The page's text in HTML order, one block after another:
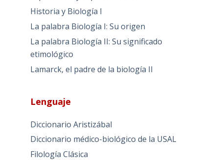
Historia y Biología I
La palabra Biología I: Su origen
La palabra Biología II: Su significado
etimológico
Lamarck, el padre de la biología II
Lenguaje
Diccionario Aristizábal
Diccionario médico-biológico de la USAL
Filología Clásica